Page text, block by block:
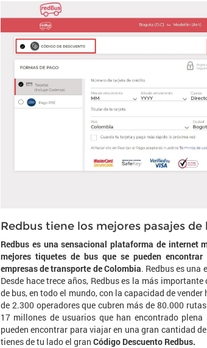
Redbus tiene los mejores pasajes
Redbus es una sensacional plataforma de internet
mejores tiquetes de bus que se pueden
empresas de transporte de Colombia. Redbus es una
Desde hace trece años, Redbus es la más
de bus, en todo el mundo, con la capacidad de
de 2.300 operadores que cubren más de 80.000
17 millones de usuarios que han encontrado
pueden encontrar para viajar en una gran cantidad
tienes de tu lado el gran Código Descuento Redbus.